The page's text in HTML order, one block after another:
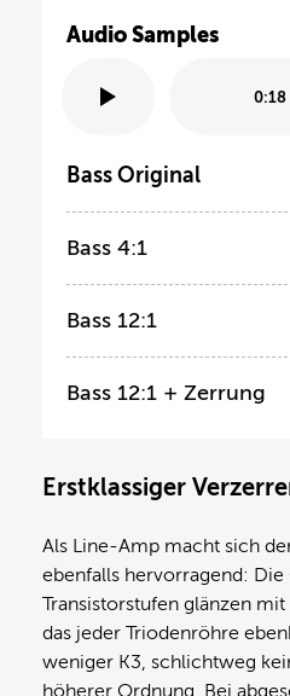
Audio Samples
0:18
Bass Original
Bass 4:1
Bass 12:1
Bass 12:1 + Zerrung
Erstklassiger
Als Line-Amp macht sich
ebenfalls hervorragend: Die
Transistorstufen glänzen
das jeder Triodenröhre
weniger K3, schlichtweg